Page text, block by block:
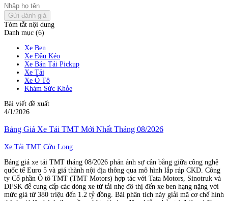
Gửi đánh giá
Tóm tắt nội dung
Danh mục (6)
Xe Ben
Xe Đầu Kéo
Xe Bán Tải Pickup
Xe Tải
Xe Ô Tô
Khám Sức Khỏe
Bài viết đề xuất
4/1/2026
Bảng Giá Xe Tải TMT Mới Nhất Tháng 08/2026
Xe Tải TMT Cửu Long
Bảng giá xe tải TMT tháng 08/2026 phản ánh sự cân bằng giữa công nghệ
quốc tế Euro 5 và giá thành nội địa thông qua mô hình lắp ráp CKD. Công
ty Cổ phần Ô tô TMT (TMT Motors) hợp tác với Tata Motors, Sinotruk và
DFSK để cung cấp các dòng xe từ tải nhẹ đô thị đến xe ben hạng nặng với
mức giá từ 380 triệu đến 1.2 tỷ đồng. Bài phân tích này giải mã cơ chế hình